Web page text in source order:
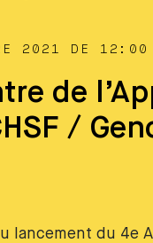
2021 DE
de
/
lancement du 4e